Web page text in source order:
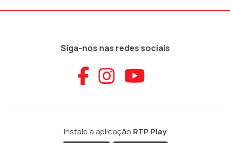
Siga-nos nas redes sociais
Aceder ao
Aceder ao
Aceder
Instale a aplicação RTP Play